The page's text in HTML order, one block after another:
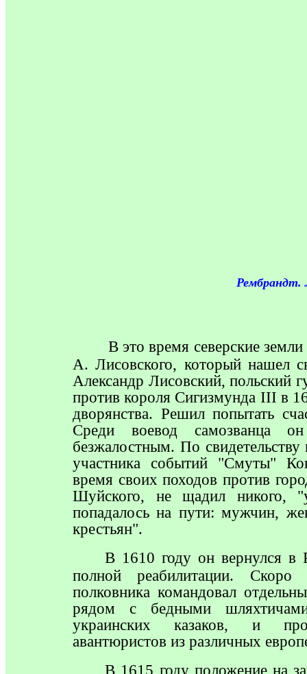
Рембрандт.
Вэто время северские
А. Лисовского, который нашел
Александр Лисовский, польский
против короля Сигизмунда III в
дворянства. Решил попытать
Среди воевод
безжалостным. По свидетельству
участника событий "Смуты"
время своих походов против
Шуйского, не щадил никого,
попадалось на пути: мужчин,
крестьян".
В 1610 году он вернулся в
полной реабилитации.
полковника командовал
рядом с бедными
украинских казаков, и
авантюристов из различных
В 1615 году положение на